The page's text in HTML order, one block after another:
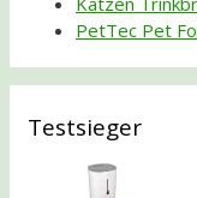
PetTec Pet
Testsieger